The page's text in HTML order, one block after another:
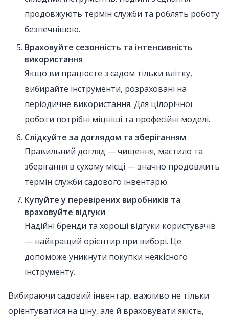
продовжують термін служби та роблять роботу
безпечнішою.
Враховуйте сезонність та інтенсивність
використання
Якщо ви працюєте з садом тільки влітку,
вибирайте інструменти, розраховані на
періодичне використання. Для цілорічної
роботи потрібні міцніші та професійні моделі.
Слідкуйте за доглядом та зберіганням
Правильний догляд — чищення, мастило та
зберігання в сухому місці — значно продовжить
термін служби садового інвентарю.
Купуйте у перевірених виробників та
враховуйте відгуки
Надійні бренди та хороші відгуки користувачів
— найкращий орієнтир при виборі. Це
допоможе уникнути покупки неякісного
інструменту.
Вибираючи садовий інвентар, важливо не тільки
орієнтуватися на ціну, але й враховувати якість,